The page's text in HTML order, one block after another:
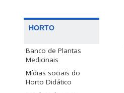
HORTO
Banco de Plantas
Medicinais
Mídias sociais do
Horto Didático